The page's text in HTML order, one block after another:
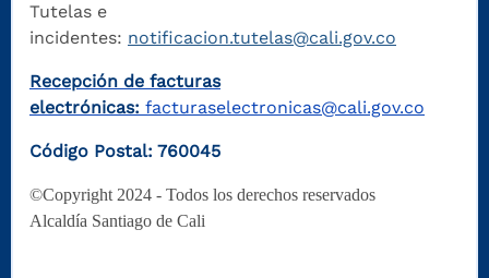
Tutelas e
incidentes: notificacion.tutelas@cali.gov.co
Recepción de facturas
electrónicas: facturaselectronicas@cali.gov.co
Código Postal: 760045
©Copyright 2024 - Todos los derechos reservados
Alcaldía Santiago de Cali